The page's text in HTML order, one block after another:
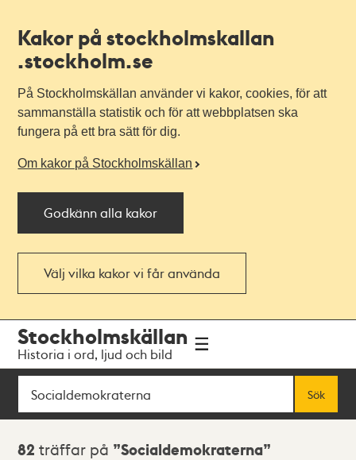
Kakor på stockholmskallan
.stockholm.se
På Stockholmskällan använder vi kakor, cookies, för att
sammanställa statistik och för att webbplatsen ska
fungera på ett bra sätt för dig.
Om kakor på Stockholmskällan
Godkänn alla kakor
Välj vilka kakor vi får använda
navigationen
huvudinnehållet
Stockholmskällan
Historia i ord, ljud och bild
Sök
Sök
Sökresultat
82 träffar på Socialdemokraterna